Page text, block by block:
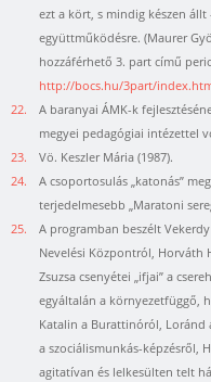
ezt a kört, s mindig készen
együttműködésre. (Maurer
hozzáférhető 3. part című
http://bocs.hu/3part/
22.
A baranyai ÁMK-k
megyei pedagógiai intézettel
23.
Vö. Keszler Mária (1987).
24.
A csoportosulás „katonás”
terjedelmesebb „Maratoni
25.
A programban beszélt
Nevelési Központról, Horváth
Zsuzsa csenyétei „ifjai” a
egyáltalán a környezetfüggő,
Katalin a Burattinóról, Loránd
a szociálismunkás-képzésről,
agitatívan és lelkesülten telt